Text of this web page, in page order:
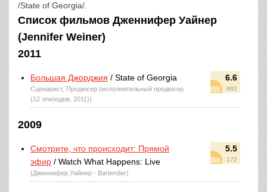
/State of Georgia/.
Список фильмов Дженнифер Уайнер
(Jennifer Weiner)
2011
6.6
882
Большая Джорджия / State of Georgia
Сценарист, Продюсер (исполнительный продюсер
(12 эпизодов, 2011))
2009
5.5
172
Смотрите, что происходит: Прямой
эфир / Watch What Happens: Live
(Дженнифер Уайнер - Bartender)